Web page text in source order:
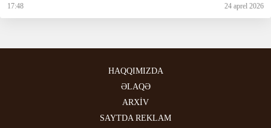
17:48 24 aprel 2026
HAQQIMIZDA
ƏLAQƏ
ARXİV
SAYTDA REKLAM